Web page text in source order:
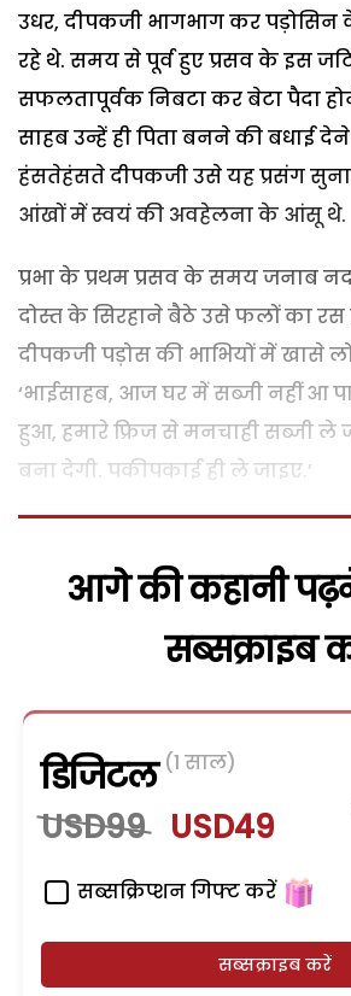
उधर, दीपकजी भागभाग कर पड़ोसिन
रहे थे. समय से पूर्व हुए प्रसव के इस
सफलतापूर्वक निबटा कर बेटा पैदा
साहब उन्हें ही पिता बनने की बधाई
हंसतेहंसते दीपकजी उसे यह प्रसंग सुना
आंखों में स्वयं की अवहेलना के आंसू थे.
प्रभा के प्रथम प्रसव के समय जनाब
दोस्त के सिरहाने बैठे उसे फलों का रस
दीपकजी पड़ोस की भाभियों में खासे
‘भाईसाहब, आज घर में सब्जी नहीं आ
हुआ, हमारे फ्रिज से मनचाही सब्जी ले
बना देगी. पकीपकाई ही ले जाइए.’
आगे की कहानी
सब्सक्राइब
डिजिटल (1 साल)
USD99 USD49
सब्सक्रिप्शन गिफ्ट करें
सब्सक्राइब करें